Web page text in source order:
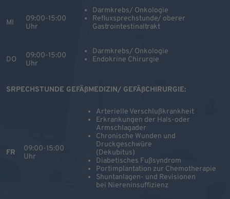
MI
09:00-15:00
Uhr
Darmkrebs/ Onkologie
Refluxsprechstunde/ oberer
Gastrointestinaltrakt
DO
09:00-15:00
Uhr
Darmkrebs/ Onkologie
Endokrine Chirurgie
SRPECHSTUNDE GEFÄßMEDIZIN/ GEFÄßCHIRURGIE:
FR
09:00-15:00
Uhr
Arterielle Verschlußkrankheit
Erkrankungen der Hals-oder
Armschlagader
Chronische Wunden und
Druckgeschwüre
(Dekubitus)
Diabetisches Fußsyndrom
Portimplantation zur Chemotherapie
Shuntanlagen- und Revisionen
bei Niereninsuffizienz